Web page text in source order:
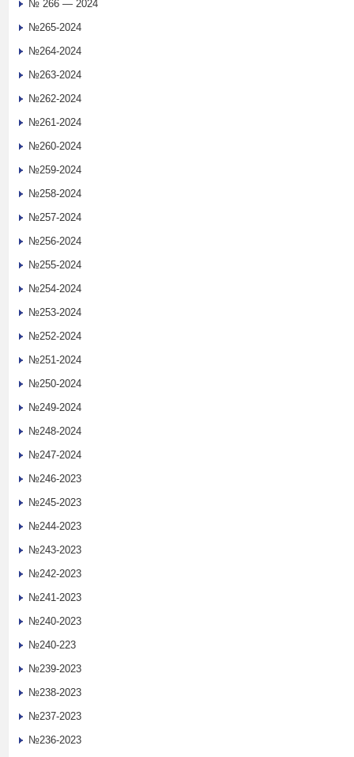
№ 266 — 2024
№265-2024
№264-2024
№263-2024
№262-2024
№261-2024
№260-2024
№259-2024
№258-2024
№257-2024
№256-2024
№255-2024
№254-2024
№253-2024
№252-2024
№251-2024
№250-2024
№249-2024
№248-2024
№247-2024
№246-2023
№245-2023
№244-2023
№243-2023
№242-2023
№241-2023
№240-2023
№240-223
№239-2023
№238-2023
№237-2023
№236-2023